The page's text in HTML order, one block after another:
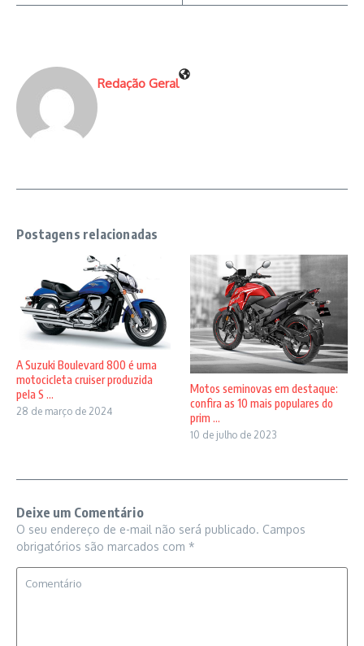
Redação Geral
Postagens relacionadas
A Suzuki Boulevard 800 é uma
motocicleta cruiser produzida
pela S ...
28 de março de 2024
Motos seminovas em destaque:
confira as 10 mais populares do
prim ...
10 de julho de 2023
Deixe um Comentário
O seu endereço de e-mail não será publicado. Campos
obrigatórios são marcados com *